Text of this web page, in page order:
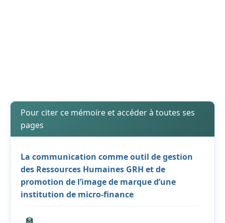
Pour citer ce mémoire et accéder à toutes ses
pages
La communication comme outil de gestion
des Ressources Humaines GRH et de
promotion de l’image de marque d’une
institution de micro-finance
🏫